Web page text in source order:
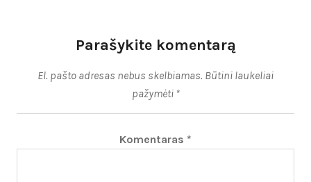
Parašykite komentarą
El. pašto adresas nebus skelbiamas. Būtini laukeliai
pažymėti *
Komentaras *